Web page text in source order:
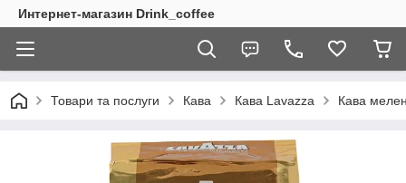
Интернет-магазин Drink_coffee
Товари та послуги Кава Кава Lavazza Кава